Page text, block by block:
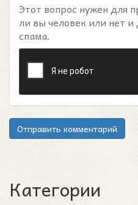
Этот вопрос нужен для
ли вы человек или нет
спама.
Отправить комментарий
Категории